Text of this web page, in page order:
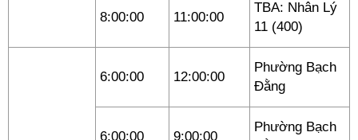
8:00:00 11:00:00
TBA: Nhân Lý
11 (400)
6:00:00 12:00:00
Phường Bạch
Đằng
6:00:00 9:00:00
Phường Bạch